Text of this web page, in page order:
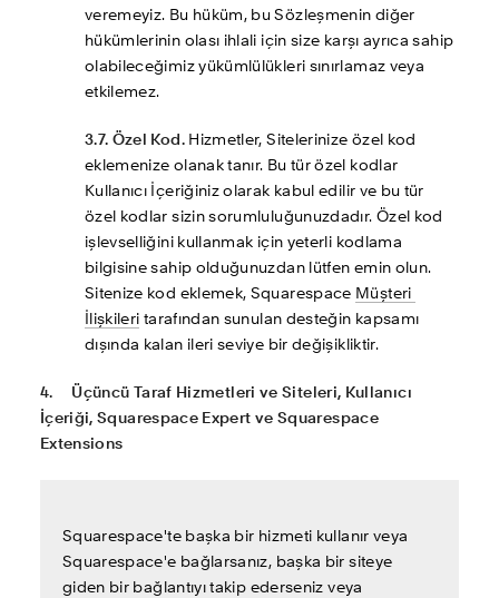
veremeyiz. Bu hüküm, bu Sözleşmenin diğer
hükümlerinin olası ihlali için size karşı ayrıca sahip
olabileceğimiz yükümlülükleri sınırlamaz veya
etkilemez.
3.7. Özel Kod. Hizmetler, Sitelerinize özel kod
eklemenize olanak tanır. Bu tür özel kodlar
Kullanıcı İçeriğiniz olarak kabul edilir ve bu tür
özel kodlar sizin sorumluluğunuzdadır. Özel kod
işlevselliğini kullanmak için yeterli kodlama
bilgisine sahip olduğunuzdan lütfen emin olun.
Sitenize kod eklemek, Squarespace Müşteri
İlişkileri tarafından sunulan desteğin kapsamı
dışında kalan ileri seviye bir değişikliktir.
4.     Üçüncü Taraf Hizmetleri ve Siteleri, Kullanıcı
İçeriği, Squarespace Expert ve Squarespace
Extensions
Squarespace'te başka bir hizmeti kullanır veya
Squarespace'e bağlarsanız, başka bir siteye
giden bir bağlantıyı takip ederseniz veya